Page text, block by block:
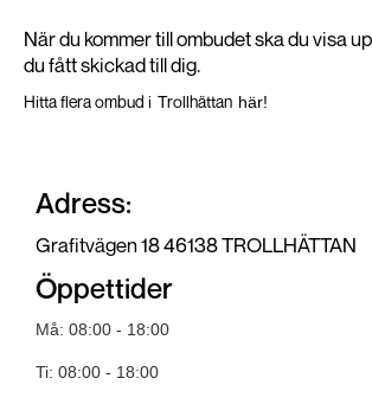
När du kommer till ombudet ska du visa
du fått skickad till dig.
Hitta flera ombud i Trollhättan här!
Adress:
Grafitvägen 18 46138 TROLLHÄTTAN
Öppettider
Må: 08:00 - 18:00
Ti: 08:00 - 18:00